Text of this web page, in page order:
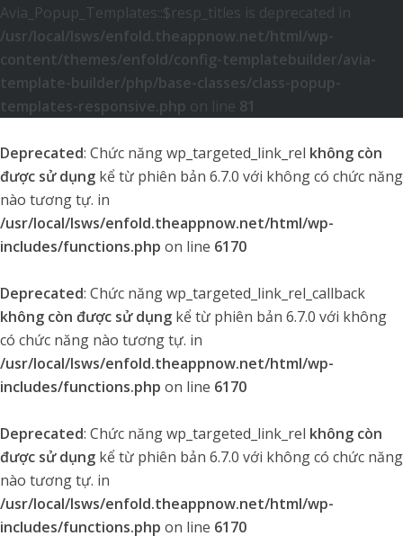
Avia_Popup_Templates::$resp_titles is deprecated in
/usr/local/lsws/enfold.theappnow.net/html/wp-
content/themes/enfold/config-templatebuilder/avia-
template-builder/php/base-classes/class-popup-
templates-responsive.php on line 81
Deprecated: Chức năng wp_targeted_link_rel không còn
được sử dụng kể từ phiên bản 6.7.0 với không có chức năng
nào tương tự. in
/usr/local/lsws/enfold.theappnow.net/html/wp-
includes/functions.php on line 6170
Deprecated: Chức năng wp_targeted_link_rel_callback
không còn được sử dụng kể từ phiên bản 6.7.0 với không
có chức năng nào tương tự. in
/usr/local/lsws/enfold.theappnow.net/html/wp-
includes/functions.php on line 6170
Deprecated: Chức năng wp_targeted_link_rel không còn
được sử dụng kể từ phiên bản 6.7.0 với không có chức năng
nào tương tự. in
/usr/local/lsws/enfold.theappnow.net/html/wp-
includes/functions.php on line 6170